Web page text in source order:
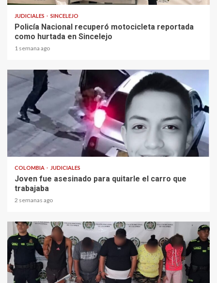
JUDICIALES SINCELEJO
Policía Nacional recuperó motocicleta reportada
como hurtada en Sincelejo
1 semana ago
2 min read
COLOMBIA JUDICIALES
Joven fue asesinado para quitarle el carro que
trabajaba
2 semanas ago